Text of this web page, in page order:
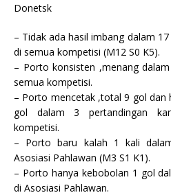
Donetsk
– Tidak ada hasil imbang dalam
di semua kompetisi (M12 S0 K5).
– Porto konsisten ,menang
semua kompetisi.
– Porto mencetak ,total 9 gol dan
gol dalam 3 pertandingan
kompetisi.
– Porto baru kalah 1 kali
Asosiasi Pahlawan (M3 S1 K1).
– Porto hanya kebobolan 1 gol
di Asosiasi Pahlawan.